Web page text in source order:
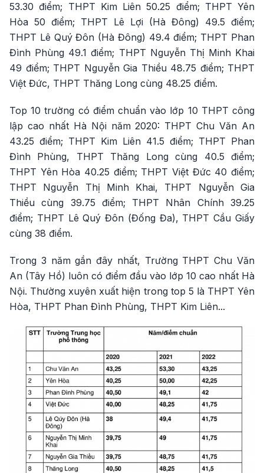
53.30 điểm; THPT Kim Liên 50.25 điểm; THPT Yên
Hòa 50 điểm; THPT Lê Lợi (Hà Đông) 49.5 điểm;
THPT Lê Quý Đôn (Hà Đông) 49.4 điểm; THPT Phan
Đình Phùng 49.1 điểm; THPT Nguyễn Thị Minh Khai
49 điểm; THPT Nguyễn Gia Thiều 48.75 điểm; THPT
Việt Đức, THPT Thăng Long cùng 48.25 điểm.
Top 10 trường có điểm chuẩn vào lớp 10 THPT công
lập cao nhất Hà Nội năm 2020: THPT Chu Văn An
43.25 điểm; THPT Kim Liên 41.5 điểm; THPT Phan
Đình Phùng, THPT Thăng Long cùng 40.5 điểm;
THPT Yên Hòa 40.25 điểm; THPT Việt Đức 40 điểm;
THPT Nguyễn Thị Minh Khai, THPT Nguyễn Gia
Thiều cùng 39.75 điểm; THPT Nhân Chính 39.25
điểm; THPT Lê Quý Đôn (Đống Đa), THPT Cầu Giấy
cùng 38 điểm.
Trong 3 năm gần đây nhất, Trường THPT Chu Văn
An (Tây Hồ) luôn có điểm đầu vào lớp 10 cao nhất Hà
Nội. Thường xuyên xuất hiện trong top 5 là THPT Yên
Hòa, THPT Phan Đình Phùng, THPT Kim Liên...